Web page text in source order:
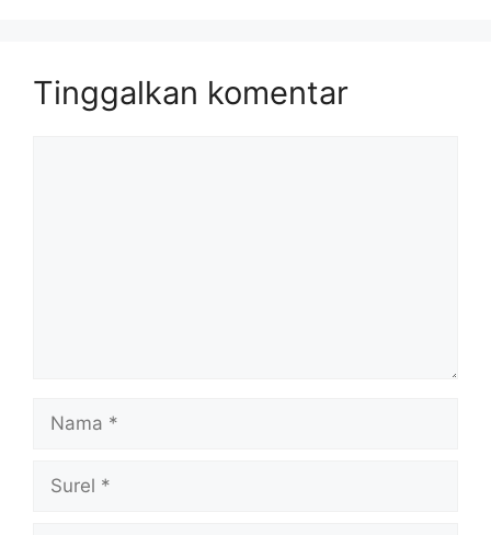
Tinggalkan komentar